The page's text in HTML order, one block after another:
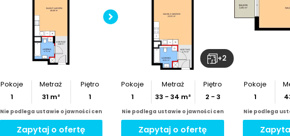
inwestycyjnego
Pobierz
Pokoje
1
Metraż
31 m²
Piętro
1
Nie podlega ustawie o jawności cen
Zapytaj o ofertę
+2
Pokoje
1
Metraż
33 - 34 m²
Piętro
2 - 3
Nie podlega ustawie o jawności cen
Zapytaj o ofertę
Pokoje
1
Nie podlega